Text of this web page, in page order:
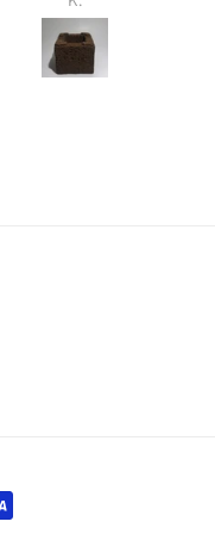
mit Erde und Dreck
notwendig. Sehr
Hilfreich war auch die